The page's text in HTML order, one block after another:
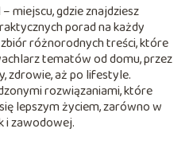
miejscu, gdzie znajdziesz
porad na każdy
różnorodnych treści, które
tematów od domu, przez
zdrowie, aż po lifestyle.
rozwiązaniami, które
lepszym życiem, zarówno w
i zawodowej.